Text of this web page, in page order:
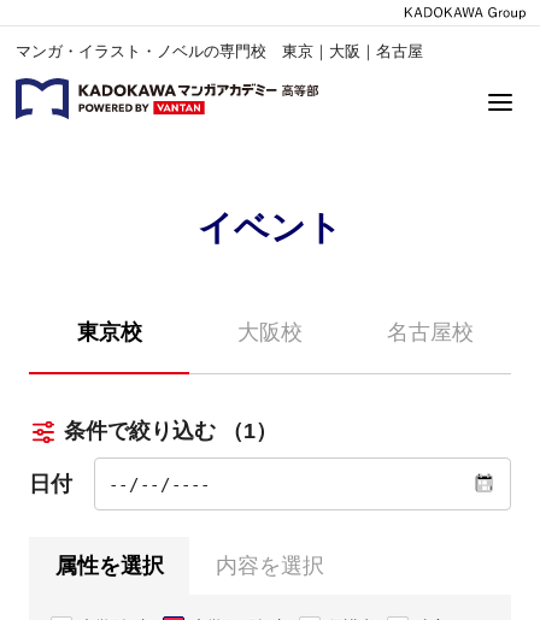
マンガ・イラスト・ノベルの専門校 東京｜大阪｜名古屋
イベント
東京校 大阪校 名古屋校
条件で絞り込む （1）
日付
属性を選択 内容を選択